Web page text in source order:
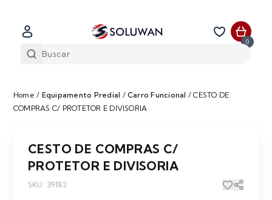
0
Home / Equipamento Predial / Carro Funcional /CESTO DE
COMPRAS C/ PROTETOR E DIVISORIA
CESTO DE COMPRAS C/
PROTETOR E DIVISORIA
SKU: 39182